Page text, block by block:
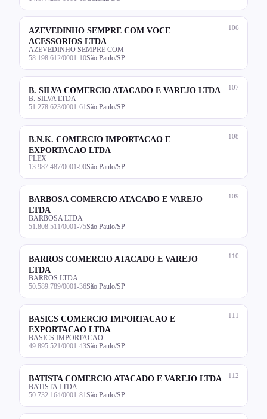
106
AZEVEDINHO SEMPRE COM VOCE
ACESSORIOS LTDA
AZEVEDINHO SEMPRE COM
58.198.612/0001-10São Paulo/SP
107
B. SILVA COMERCIO ATACADO E VAREJO LTDA
B. SILVA LTDA
51.278.623/0001-61 São Paulo/SP
108
B.N.K. COMERCIO IMPORTACAO E
EXPORTACAO LTDA
FLEX
13.987.487/0001-90São Paulo/SP
109
BARBOSA COMERCIO ATACADO E VAREJO
LTDA
BARBOSA LTDA
51.808.511/0001-75São Paulo/SP
110
BARROS COMERCIO ATACADO E VAREJO
LTDA
BARROS LTDA
50.589.789/0001-36São Paulo/SP
111
BASICS COMERCIO IMPORTACAO E
EXPORTACAO LTDA
BASICS IMPORTACAO
49.895.521/0001-43São Paulo/SP
112
BATISTA COMERCIO ATACADO E VAREJO LTDA
BATISTA LTDA
50.732.164/0001-81 São Paulo/SP